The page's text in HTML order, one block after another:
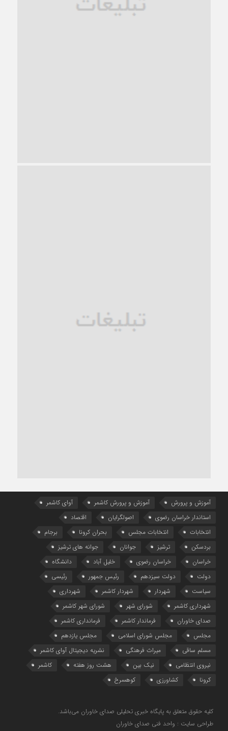
آموزش و پرورش آموزش و پرورش کاشمر
آوای کاشمر
استاندار خراسان رضوی
اصولگرایان
اقتصاد
انتخابات
انتخابات مجلس بحران کرونا
برجام
بردسکن
ترشیز جوانان
جوانه های ترشیز
خراسان
خراسان رضوی خلیل آباد
دانشگاه
دولت
دولت سیزدهم رئیس جمهور
رئیسی
سیاست
شهردار شهردار کاشمر
شهرداری
شهرداری کاشمر
شورای شهر
شورای شهر کاشمر
صدای خاوران
فرماندار کاشمر
فرمانداری کاشمر
مجلس
مجلس شورای اسلامی
مجلس یازدهم
مسلم ساقی
میراث فرهنگی
نشریه دیجیتال آوای کاشمر
نیروی انتظامی
نیک بین هشت روز هفته
کاشمر
کرونا
کشاورزی کوهسرخ
کلیه حقوق متعلق به پایگاه خبری تحلیلی صدای خاوران می‌باشد.
طراحی سایت : واحد فنی صدای خاوران